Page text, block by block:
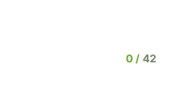
0
42